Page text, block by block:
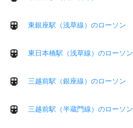
東銀座駅（浅草線）のローソン
東日本橋駅（浅草線）のローソン
三越前駅（銀座線）のローソン
三越前駅（半蔵門線）のローソン